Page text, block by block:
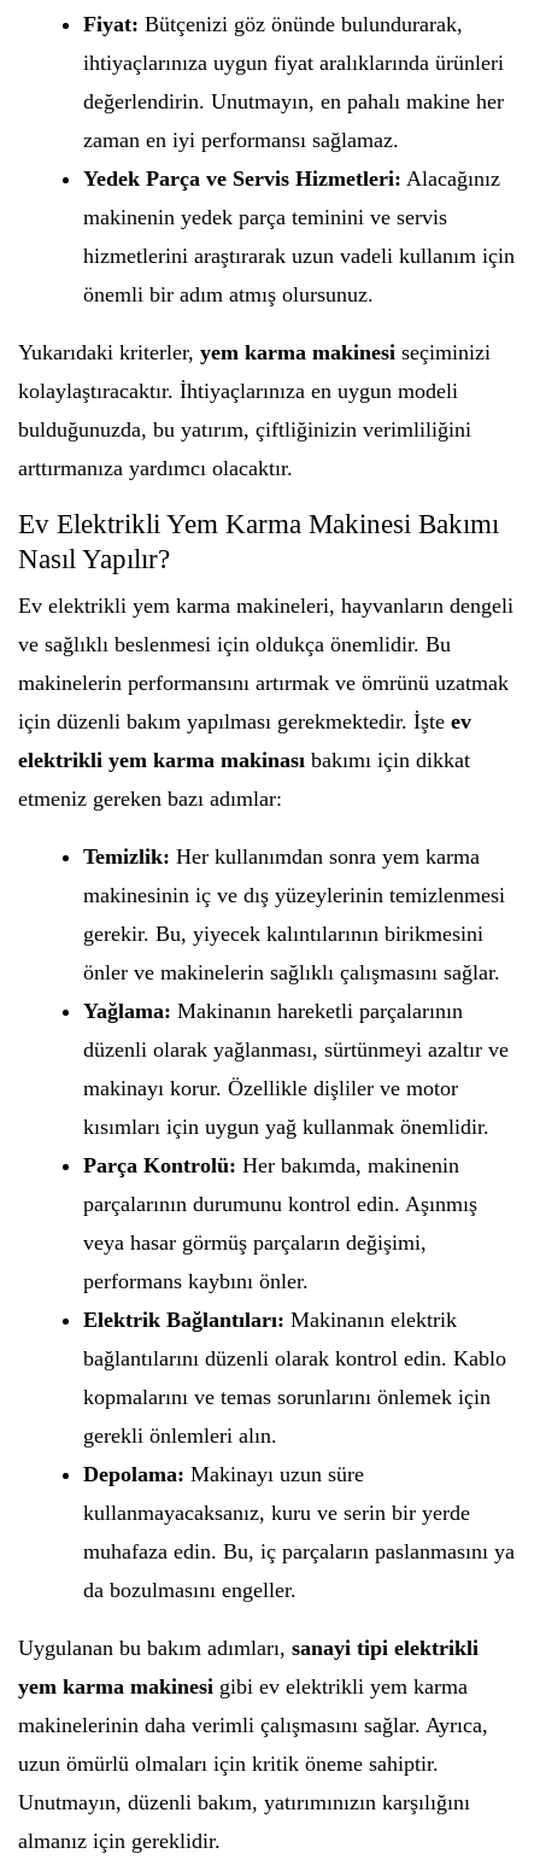
Fiyat: Bütçenizi göz önünde bulundurarak,
ihtiyaçlarınıza uygun fiyat aralıklarında ürünleri
değerlendirin. Unutmayın, en pahalı makine her
zaman en iyi performansı sağlamaz.
Yedek Parça ve Servis Hizmetleri: Alacağınız
makinenin yedek parça teminini ve servis
hizmetlerini araştırarak uzun vadeli kullanım için
önemli bir adım atmış olursunuz.
Yukarıdaki kriterler, yem karma makinesi seçiminizi
kolaylaştıracaktır. İhtiyaçlarınıza en uygun modeli
bulduğunuzda, bu yatırım, çiftliğinizin verimliliğini
arttırmanıza yardımcı olacaktır.
Ev Elektrikli Yem Karma Makinesi Bakımı
Nasıl Yapılır?
Ev elektrikli yem karma makineleri, hayvanların dengeli
ve sağlıklı beslenmesi için oldukça önemlidir. Bu
makinelerin performansını artırmak ve ömrünü uzatmak
için düzenli bakım yapılması gerekmektedir. İşte ev
elektrikli yem karma makinası bakımı için dikkat
etmeniz gereken bazı adımlar:
Temizlik: Her kullanımdan sonra yem karma
makinesinin iç ve dış yüzeylerinin temizlenmesi
gerekir. Bu, yiyecek kalıntılarının birikmesini
önler ve makinelerin sağlıklı çalışmasını sağlar.
Yağlama: Makinanın hareketli parçalarının
düzenli olarak yağlanması, sürtünmeyi azaltır ve
makinayı korur. Özellikle dişliler ve motor
kısımları için uygun yağ kullanmak önemlidir.
Parça Kontrolü: Her bakımda, makinenin
parçalarının durumunu kontrol edin. Aşınmış
veya hasar görmüş parçaların değişimi,
performans kaybını önler.
Elektrik Bağlantıları: Makinanın elektrik
bağlantılarını düzenli olarak kontrol edin. Kablo
kopmalarını ve temas sorunlarını önlemek için
gerekli önlemleri alın.
Depolama: Makinayı uzun süre
kullanmayacaksanız, kuru ve serin bir yerde
muhafaza edin. Bu, iç parçaların paslanmasını ya
da bozulmasını engeller.
Uygulanan bu bakım adımları, sanayi tipi elektrikli
yem karma makinesi gibi ev elektrikli yem karma
makinelerinin daha verimli çalışmasını sağlar. Ayrıca,
uzun ömürlü olmaları için kritik öneme sahiptir.
Unutmayın, düzenli bakım, yatırımınızın karşılığını
almanız için gereklidir.